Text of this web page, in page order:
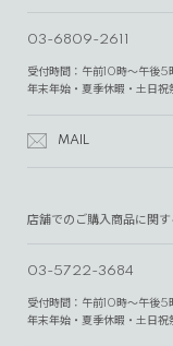
03-6809-2611
受付時間：午前10時～午後5
年末年始・夏季休暇・土日祝
MAIL
店舗でのご購入商品に関
03-5722-3684
受付時間：午前10時～午後5
年末年始・夏季休暇・土日祝